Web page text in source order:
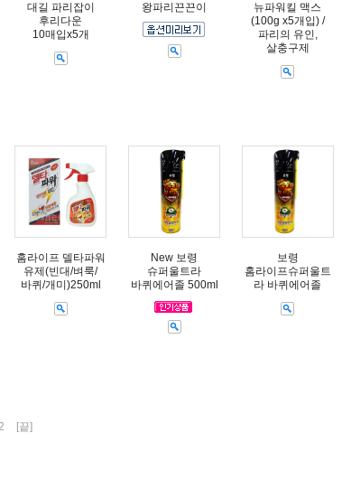
대길 파리잡이
후리다운
10매입x5개
왕파리끈끈이
뉴파워킬 맥스
(100g x5개입) /
파리의 유인,
살충구제
홈라이프 델타파워
유제(빈대/벼룩/
바퀴/개미)250ml
New 보령
슈퍼울트라
바퀴에어졸 500ml
보령
홈라이프슈퍼울트
라 바퀴에어졸
[끝]